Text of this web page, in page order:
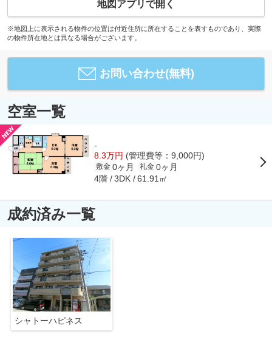
地図アプリで開く
※地図上に表示される物件の位置は付近住所に所在することを表すものであり、実際
の物件所在地とは異なる場合がございます。
お問い合わせ(無料)
空室一覧
-
8.3万円 (管理費等：9,000円)
敷金 0ヶ月 礼金 0ヶ月
4階 3DK 61.91㎡
成約済み一覧
シャトーハピネス